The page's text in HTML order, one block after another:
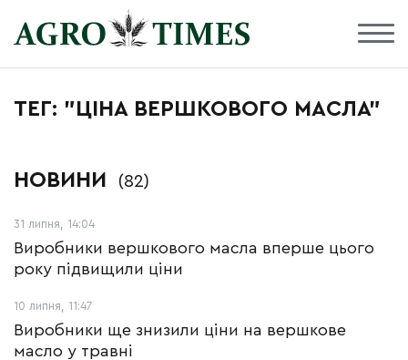
ТЕГ: "ЦІНА ВЕРШКОВОГО МАСЛА"
НОВИНИ (82)
31 липня, 14:04
Виробники вершкового масла вперше цього
року підвищили ціни
10 липня, 11:47
Виробники ще знизили ціни на вершкове
масло у травні